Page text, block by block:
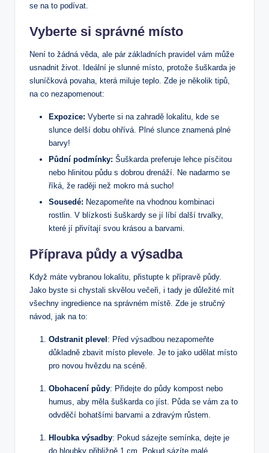
se na to podívat.
Vyberte si správné místo
Není to žádná věda, ale pár základních pravidel vám může
usnadnit život. Ideální je slunné místo, protože šuškarda je
sluníčková povaha, která miluje teplo. Zde je několik tipů,
na co nezapomenout:
Expozice: Vyberte si na zahradě lokalitu, kde se
slunce delší dobu ohřívá. Plné slunce znamená plné
barvy!
Půdní podmínky: Šuškarda preferuje lehce písčitou
nebo hlinitou půdu s dobrou drenáží. Ne nadarmo se
říká, že raději než mokro má sucho!
Sousedé: Nezapomeňte na vhodnou kombinaci
rostlin. V blízkosti šuškardy se jí líbí další trvalky,
které jí přivítají svou krásou a barvami.
Příprava půdy a výsadba
Když máte vybranou lokalitu, přistupte k přípravě půdy.
Jako byste si chystali skvělou večeři, i tady je důležité mít
všechny ingredience na správném místě. Zde je stručný
návod, jak na to:
Odstranit plevel : Před výsadbou nezapomeňte
důkladně zbavit místo plevele. Je to jako udělat místo
pro novou hvězdu na scéně.
Obohacení půdy: Přidejte do půdy kompost nebo
humus, aby měla šuškarda co jíst. Půda se vám za to
odvděčí bohatšími barvami a zdravým růstem.
Hloubka výsadby: Pokud sázejte semínka, dejte je
do hloubky přibližně 1 cm. Pokud sázíte malé